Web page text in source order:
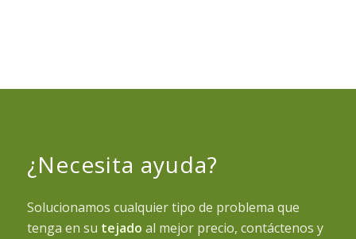
¿Necesita ayuda?
Solucionamos cualquier tipo de problema que
tenga en su tejado al mejor precio, contáctenos y